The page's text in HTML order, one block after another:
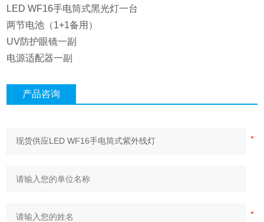
LEDWF16手电筒式黑光灯一台
两节电池（1+1备用）
UV防护眼镜一副
电源适配器一副
产品咨询